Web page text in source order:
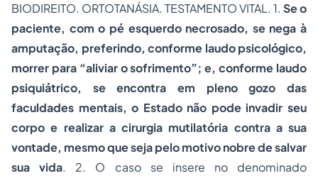
BIODIREITO. ORTOTANÁSIA. TESTAMENTO VITAL. 1. Se o
paciente, com o pé esquerdo necrosado, se nega à
amputação, preferindo, conforme laudo psicológico,
morrer para “aliviar o sofrimento”; e, conforme laudo
psiquiátrico, se encontra em pleno gozo das
faculdades mentais, o Estado não pode invadir seu
corpo e realizar a cirurgia mutilatória contra a sua
vontade, mesmo que seja pelo motivo nobre de salvar
sua vida. 2. O caso se insere no denominado